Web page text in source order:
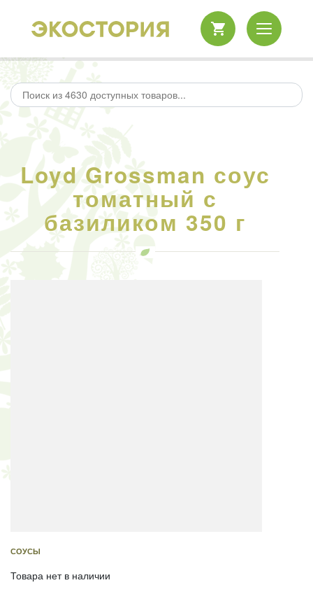
Loyd Grossman соус
томатный с
базиликом 350 г
СОУСЫ
Товара нет в наличии